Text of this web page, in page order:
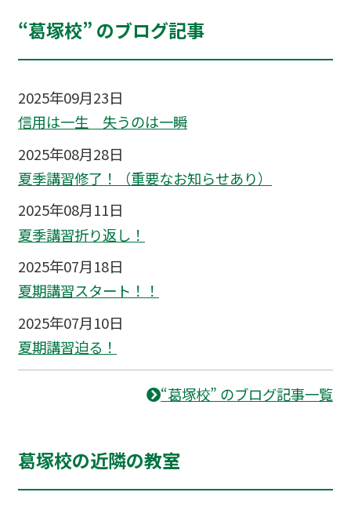
“葛塚校” のブログ記事
2025年09月23日
信用は一生 失うのは一瞬
2025年08月28日
夏季講習修了！（重要なお知らせあり）
2025年08月11日
夏季講習折り返し！
2025年07月18日
夏期講習スタート！！
2025年07月10日
夏期講習迫る！
“葛塚校” のブログ記事一覧
葛塚校の近隣の教室